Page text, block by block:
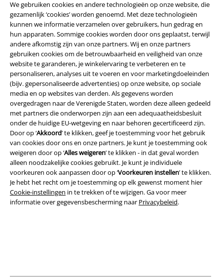
We gebruiken cookies en andere technologieën op onze website, die
gezamenlijk ‘cookies’ worden genoemd. Met deze technologieën
kunnen we informatie verzamelen over gebruikers, hun gedrag en
hun apparaten. Sommige cookies worden door ons geplaatst, terwijl
andere afkomstig zijn van onze partners. Wij en onze partners
gebruiken cookies om de betrouwbaarheid en veiligheid van onze
website te garanderen, je winkelervaring te verbeteren en te
personaliseren, analyses uit te voeren en voor marketingdoeleinden
(bijv. gepersonaliseerde advertenties) op onze website, op sociale
media en op websites van derden. Als gegevens worden
overgedragen naar de Verenigde Staten, worden deze alleen gedeeld
met partners die onderworpen zijn aan een adequaatheidsbesluit
onder de huidige EU-wetgeving en naar behoren gecertificeerd zijn.
Door op ‘Akkoord’ te klikken, geef je toestemming voor het gebruik
van cookies door ons en onze partners. Je kunt je toestemming ook
weigeren door op ‘Alles weigeren’ te klikken - in dat geval worden
alleen noodzakelijke cookies gebruikt. Je kunt je individuele
voorkeuren ook aanpassen door op ‘Voorkeuren instellen’ te klikken.
Je hebt het recht om je toestemming op elk gewenst moment hier
Cookie-instellingen in te trekken of te wijzigen. Ga voor meer
informatie over gegevensbescherming naar Privacybeleid.
Beveiliging
Legal
Algemene Voorwaarden
Bedrijfsgegevens